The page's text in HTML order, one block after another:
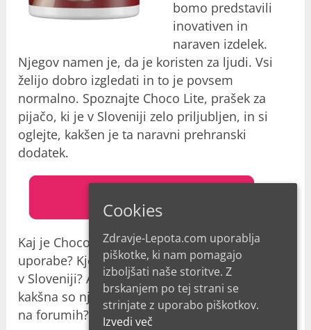
bomo predstavili
inovativen in
naraven izdelek.
Njegov namen je, da je koristen za ljudi. Vsi
želijo dobro izgledati in to je povsem
normalno. Spoznajte Choco Lite, prašek za
pijačo, ki je v Sloveniji zelo priljubljen, in si
oglejte, kakšen je ta naravni prehranski
dodatek.
Kaj je Choco Lite in kakšni so učinki njegove
uporabe? Kje ga lahko kupite in kakšna je cena
v Sloveniji? Ali so kupci zadovoljni z rezultati in
kakšna so njihova resnična mnenja in izkušnje
na forumih?
Cookies
Zdravje-Lepota.com uporablja
piškotke, ki nam pomagajo
izboljšati naše storitve. Z
brskanjem po tej strani se
strinjate z uporabo piškotkov.
Izvedi več